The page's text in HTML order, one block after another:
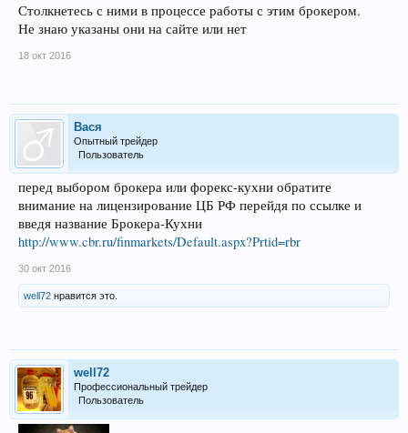
Столкнетесь с ними в процессе работы с этим брокером.
Не знаю указаны они на сайте или нет
18 окт 2016
Вася
Опытный трейдер
Пользователь
перед выбором брокера или форекс-кухни обратите
внимание на лицензирование ЦБ РФ перейдя по ссылке и
введя название Брокера-Кухни
http://www.cbr.ru/finmarkets/Default.aspx?Prtid=rbr
30 окт 2016
well72 нравится это.
well72
Профессиональный трейдер
Пользователь